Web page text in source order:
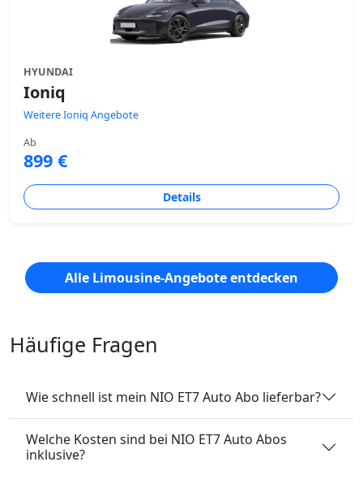
HYUNDAI
Ioniq
Weitere Ioniq Angebote
Ab
899 €
Details
Alle Limousine-Angebote entdecken
Häufige Fragen
Wie schnell ist mein NIO ET7 Auto Abo lieferbar?
Welche Kosten sind bei NIO ET7 Auto Abos
inklusive?